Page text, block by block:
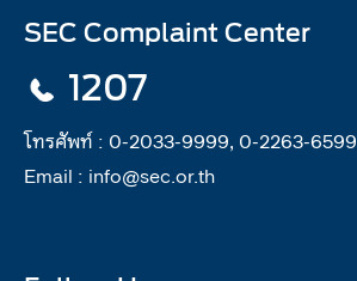
SEC Complaint Center
1207
โทรศัพท์ : 0-2033-9999, 0-2263-6599
Email : info@sec.or.th